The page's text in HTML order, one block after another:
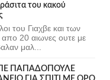
του κακού
του Γιαχβε και των
20 αιωνες ουτε με
μαλ...
ΠΑΠΑΔΟΠΟΥΛΕ